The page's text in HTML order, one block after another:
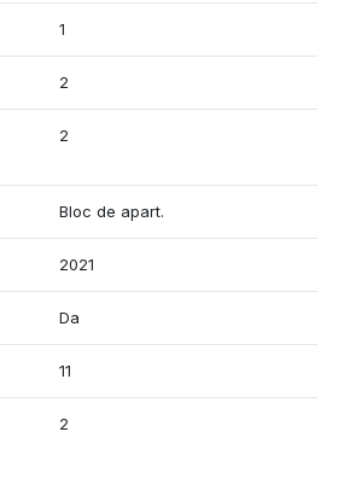
1
2
2
Bloc de apart.
2021
Da
11
2